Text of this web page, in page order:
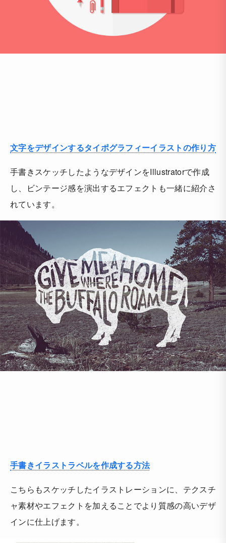
文字をデザインするタイポグラフィーイラストの作り方
手書きスケッチしたようなデザインをIllustratorで作成
し、ビンテージ感を演出するエフェクトも一緒に紹介さ
れています。
手書きイラストラベルを作成する方法
こちらもスケッチしたイラストレーションに、テクスチ
ャ素材やエフェクトを加えることでより質感の高いデザ
インに仕上げます。